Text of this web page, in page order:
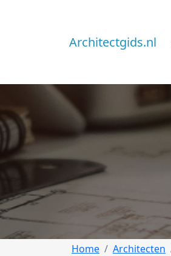
Architectgids.nl
Home Architecten